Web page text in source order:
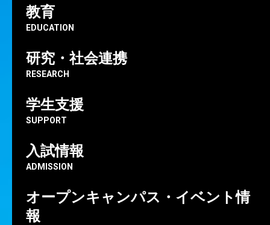
教育
EDUCATION
研究・社会連携
RESEARCH
学生支援
SUPPORT
入試情報
ADMISSION
オープンキャンパス・イベント情
報
「ここで『好き』と『夢中』を見つけ
た」広告デザインや写真に魅せられカメ
髙橋 海大さん
大阪府 大阪商業大学高等学校出身
株式会社博報堂プロダクツ内定
※学科・コース名称・学年はインタビュー当時のものです。